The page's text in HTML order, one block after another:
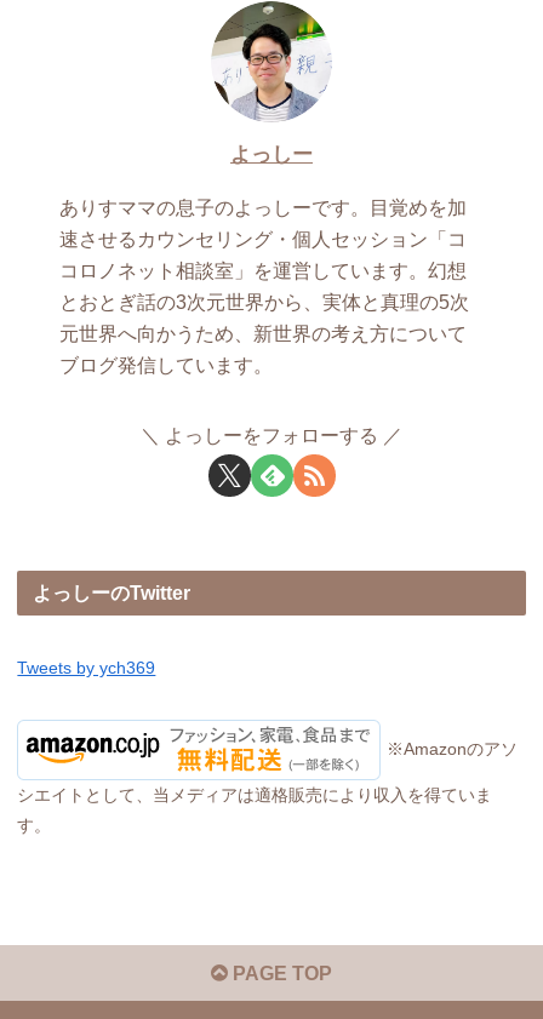
よっしー
ありすママの息子のよっしーです。目覚めを加
速させるカウンセリング・個人セッション「コ
コロノネット相談室」を運営しています。幻想
とおとぎ話の3次元世界から、実体と真理の5次
元世界へ向かうため、新世界の考え方について
ブログ発信しています。
よっしーをフォローする
よっしーのTwitter
Tweets by ych369
※Amazonのアソ
シエイトとして、当メディアは適格販売により収入を得ていま
す。
PAGE TOP